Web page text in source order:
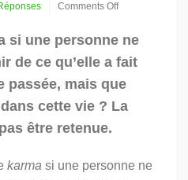
Comments Off
guru-
disciple,
mantra-
dīkṣā
si une personne ne
de ce qu’elle a fait
passée, mais que
cette vie ? La
être retenue.
karma si une personne ne